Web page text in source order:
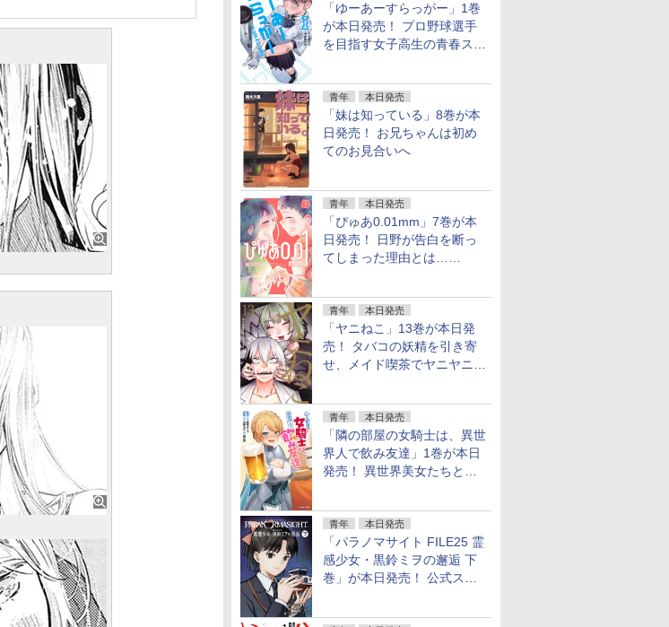
「ゆーあーすらっがー」1巻
が本日発売！ プロ野球選手
を目指す女子高生の青春スト
青年 本日発売
「妹は知っている」8巻が本
日発売！ お兄ちゃんは初め
てのお見合いへ
青年 本日発売
「ぴゅあ0.01mm」7巻が本
日発売！ 日野が告白を断っ
てしまった理由とは……
青年 本日発売
「ヤニねこ」13巻が本日発
売！ タバコの妖精を引き寄
せ、メイド喫茶でヤニヤニき
青年 本日発売
「隣の部屋の女騎士は、異世
界人で飲み友達」1巻が本日
発売！ 異世界美女たちとハ
青年 本日発売
「パラノマサイト FILE25 霊
感少女・黒鈴ミヲの邂逅 下
巻」が本日発売！ 公式スピ